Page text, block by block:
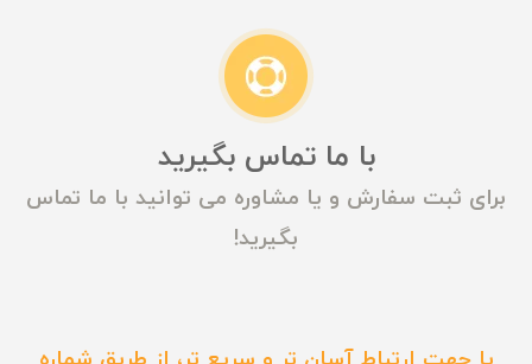
با ما تماس بگیرید
برای ثبت سفارش و یا مشاوره می توانید با ما تماس
بگیرید!